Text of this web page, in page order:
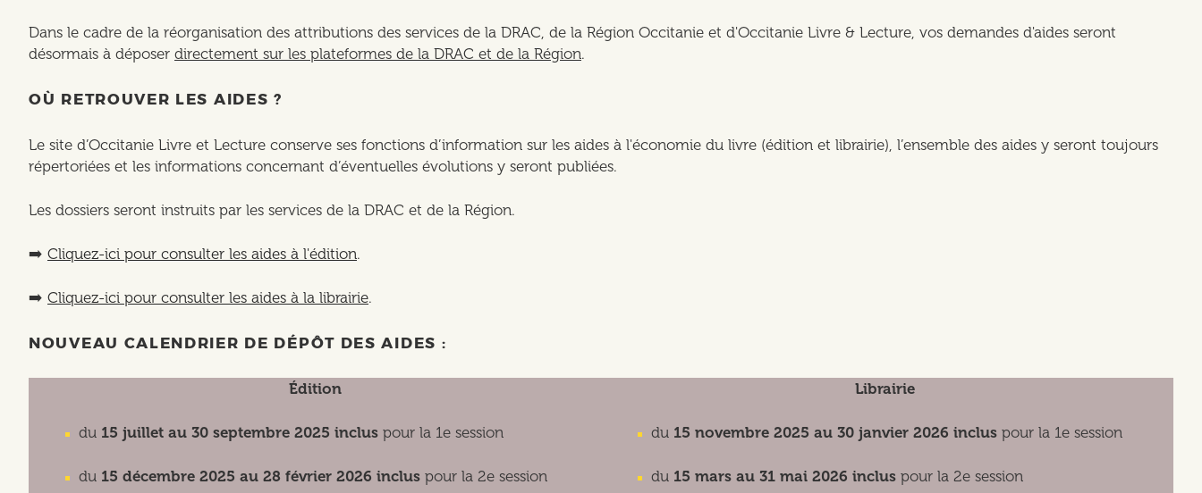
Dans le cadre de la réorganisation des attributions des services de la DRAC, de la Région Occitanie et d'Occitanie Livre & Lecture, vos demandes d'aides seront
désormais à déposer directement sur les plateformes de la DRAC et de la Région.
OÙ RETROUVER LES AIDES ?
Le site d’Occitanie Livre et Lecture conserve ses fonctions d’information sur les aides à l'économie du livre (édition et librairie), l’ensemble des aides y seront toujours
répertoriées et les informations concernant d’éventuelles évolutions y seront publiées.
Les dossiers seront instruits par les services de la DRAC et de la Région.
➡️ Cliquez-ici pour consulter les aides à l'édition.
➡️ Cliquez-ici pour consulter les aides à la librairie.
NOUVEAU CALENDRIER DE DÉPÔT DES AIDES :
Édition
du 15 juillet au 30 septembre 2025 incluspour la 1e session
du 15 décembre 2025 au 28 février 2026 incluspour la 2e session
Librairie
du 15 novembre 2025 au 30 janvier 2026 incluspour la 1e session
du 15 mars au 31 mai 2026 incluspour la 2e session